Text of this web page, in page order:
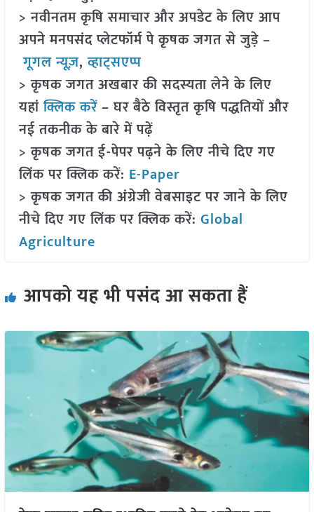
> नवीनतम कृषि समाचार और अपडेट के लिए आप
अपने मनपसंद प्लेटफॉर्म पे कृषक जगत से जुड़े –
गूगल न्यूज़,व्हाट्सएप्प
> कृषक जगत अखबार की सदस्यता लेने के लिए
यहांक्लिक करें– घर बैठे विस्तृत कृषि पद्धतियों और
नई तकनीक के बारे में पढ़ें
> कृषक जगत ई-पेपर पढ़ने के लिए नीचे दिए गए
लिंक पर क्लिक करें: E-Paper
> कृषक जगत की अंग्रेजी वेबसाइट पर जाने के लिए
नीचे दिए गए लिंक पर क्लिक करें: Global
Agriculture
आपको यह भी पसंद आ सकता हैं